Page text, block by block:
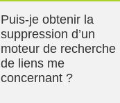
Puis-je obtenir la
suppression d’un
moteur de recherche
de liens me
concernant ?